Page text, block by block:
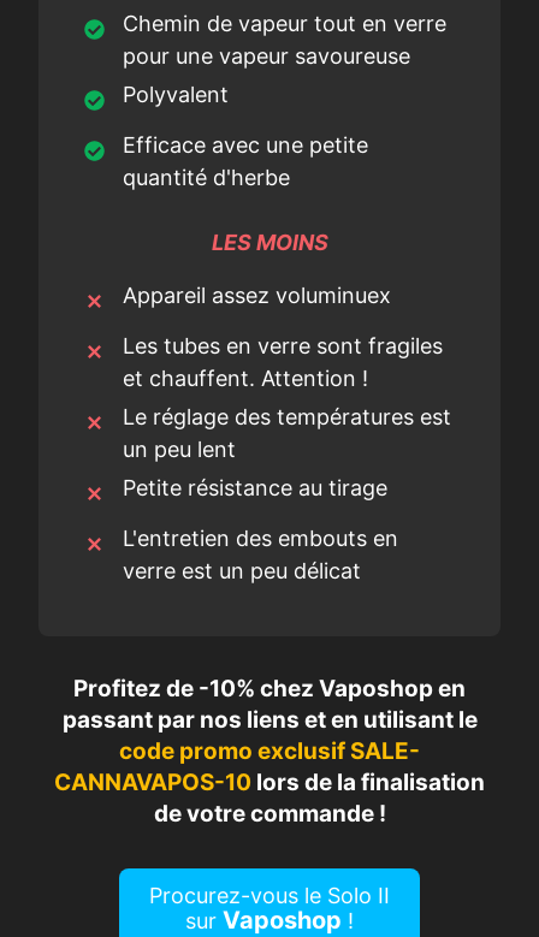
Chemin de vapeur tout en verre
pour une vapeur savoureuse
Polyvalent
Efficace avec une petite
quantité d'herbe
LES MOINS
Appareil assez voluminuex
Les tubes en verre sont fragiles
et chauffent. Attention !
Le réglage des températures est
un peu lent
Petite résistance au tirage
L'entretien des embouts en
verre est un peu délicat
Profitez de -10% chez Vaposhop en
passant par nos liens et en utilisant le
code promo exclusif SALE-
CANNAVAPOS-10 lors de la finalisation
de votre commande!
Procurez-vous le Solo II
sur Vaposhop !